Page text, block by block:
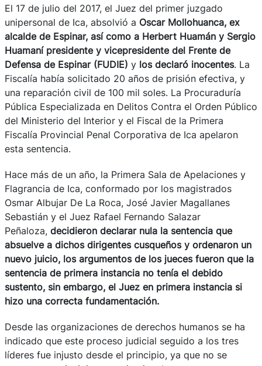
El 17 de julio del 2017, el Juez del primer juzgado
unipersonal de Ica, absolvió a Oscar Mollohuanca, ex
alcalde de Espinar, así como a Herbert Huamán y Sergio
Huamaní presidente y vicepresidente del Frente de
Defensa de Espinar (FUDIE) y los declaró inocentes. La
Fiscalía había solicitado 20 años de prisión efectiva, y
una reparación civil de 100 mil soles. La Procuraduría
Pública Especializada en Delitos Contra el Orden Público
del Ministerio del Interior y el Fiscal de la Primera
Fiscalía Provincial Penal Corporativa de Ica apelaron
esta sentencia.
Hace más de un año, la Primera Sala de Apelaciones y
Flagrancia de Ica, conformado por los magistrados
Osmar Albujar De La Roca, José Javier Magallanes
Sebastián y el Juez Rafael Fernando Salazar
Peñaloza, decidieron declarar nula la sentencia que
absuelve a dichos dirigentes cusqueños y ordenaron un
nuevo juicio, los argumentos de los jueces fueron que la
sentencia de primera instancia no tenía el debido
sustento, sin embargo, el Juez en primera instancia si
hizo una correcta fundamentación.
Desde las organizaciones de derechos humanos se ha
indicado que este proceso judicial seguido a los tres
líderes fue injusto desde el principio, ya que no se